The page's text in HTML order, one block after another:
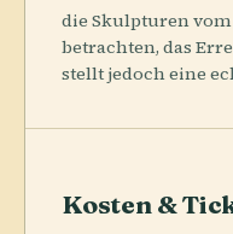
die Skulpturen vom
betrachten, das
stellt jedoch eine
Kosten &